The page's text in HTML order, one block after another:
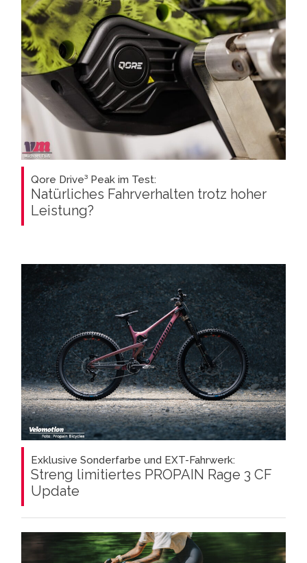
Qore Drive³ Peak im Test:
Natürliches Fahrverhalten trotz hoher
Leistung?
Exklusive Sonderfarbe und EXT-Fahrwerk:
Streng limitiertes PROPAIN Rage 3 CF
Update